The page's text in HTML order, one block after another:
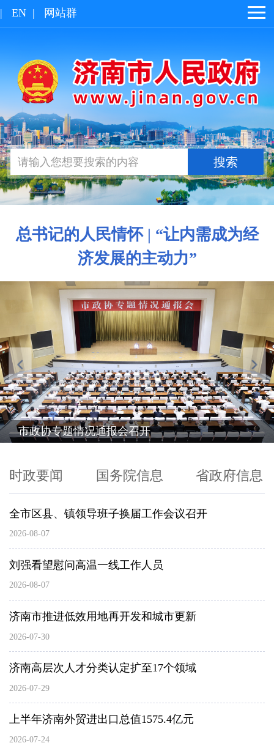
| EN | 网站群
总书记的人民情怀 | “让内需成为经
济发展的主动力”
市政协专题情况通报会召开
时政要闻 国务院信息 省政府信息
全市区县、镇领导班子换届工作会议召开
2026-08-07
刘强看望慰问高温一线工作人员
2026-08-07
济南市推进低效用地再开发和城市更新
2026-07-30
济南高层次人才分类认定扩至17个领域
2026-07-29
上半年济南外贸进出口总值1575.4亿元
2026-07-24